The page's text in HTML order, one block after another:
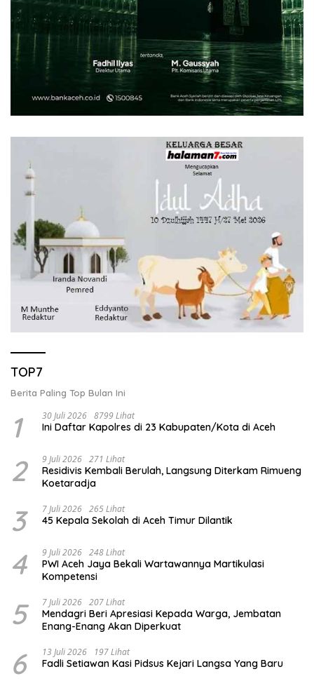
TOP7
Berita Paling Top Bulan Ini
1 30 Juli 2026 8799 Lihat
Ini Daftar Kapolres di 23 Kabupaten/Kota di Aceh
2 9 Juli 2026 271 Lihat
Residivis Kembali Berulah, Langsung Diterkam Rimueng
Koetaradja
3 7 Juli 2026 265 Lihat
45 Kepala Sekolah di Aceh Timur Dilantik
4 9 Juli 2026 248 Lihat
PWI Aceh Jaya Bekali Wartawannya Martikulasi
Kompetensi
5 7 Juli 2026 207 Lihat
Mendagri Beri Apresiasi Kepada Warga, Jembatan
Enang-Enang Akan Diperkuat
6 13 Juli 2026 197 Lihat
Fadli Setiawan Kasi Pidsus Kejari Langsa Yang Baru